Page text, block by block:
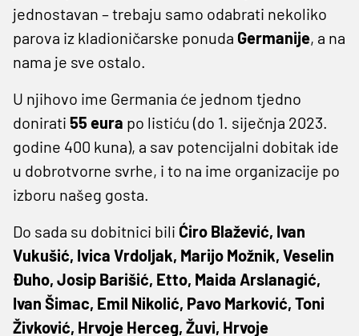
jednostavan – trebaju samo odabrati nekoliko
parova iz kladioničarske ponuda Germanije, a na
nama je sve ostalo.
U njihovo ime Germania će jednom tjedno
donirati 55 eura po listiću (do 1. siječnja 2023.
godine 400 kuna), a sav potencijalni dobitak ide
u dobrotvorne svrhe, i to na ime organizacije po
izboru našeg gosta.
Do sada su dobitnici bili Ćiro Blažević, Ivan
Vukušić, Ivica Vrdoljak, Marijo Možnik, Veselin
Đuho, Josip Barišić, Etto, Maida Arslanagić,
Ivan Šimac, Emil Nikolić, Pavo Marković, Toni
Živković, Hrvoje Herceg, Žuvi, Hrvoje